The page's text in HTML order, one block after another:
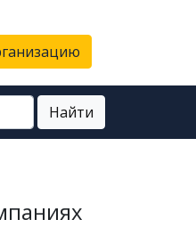
Найти